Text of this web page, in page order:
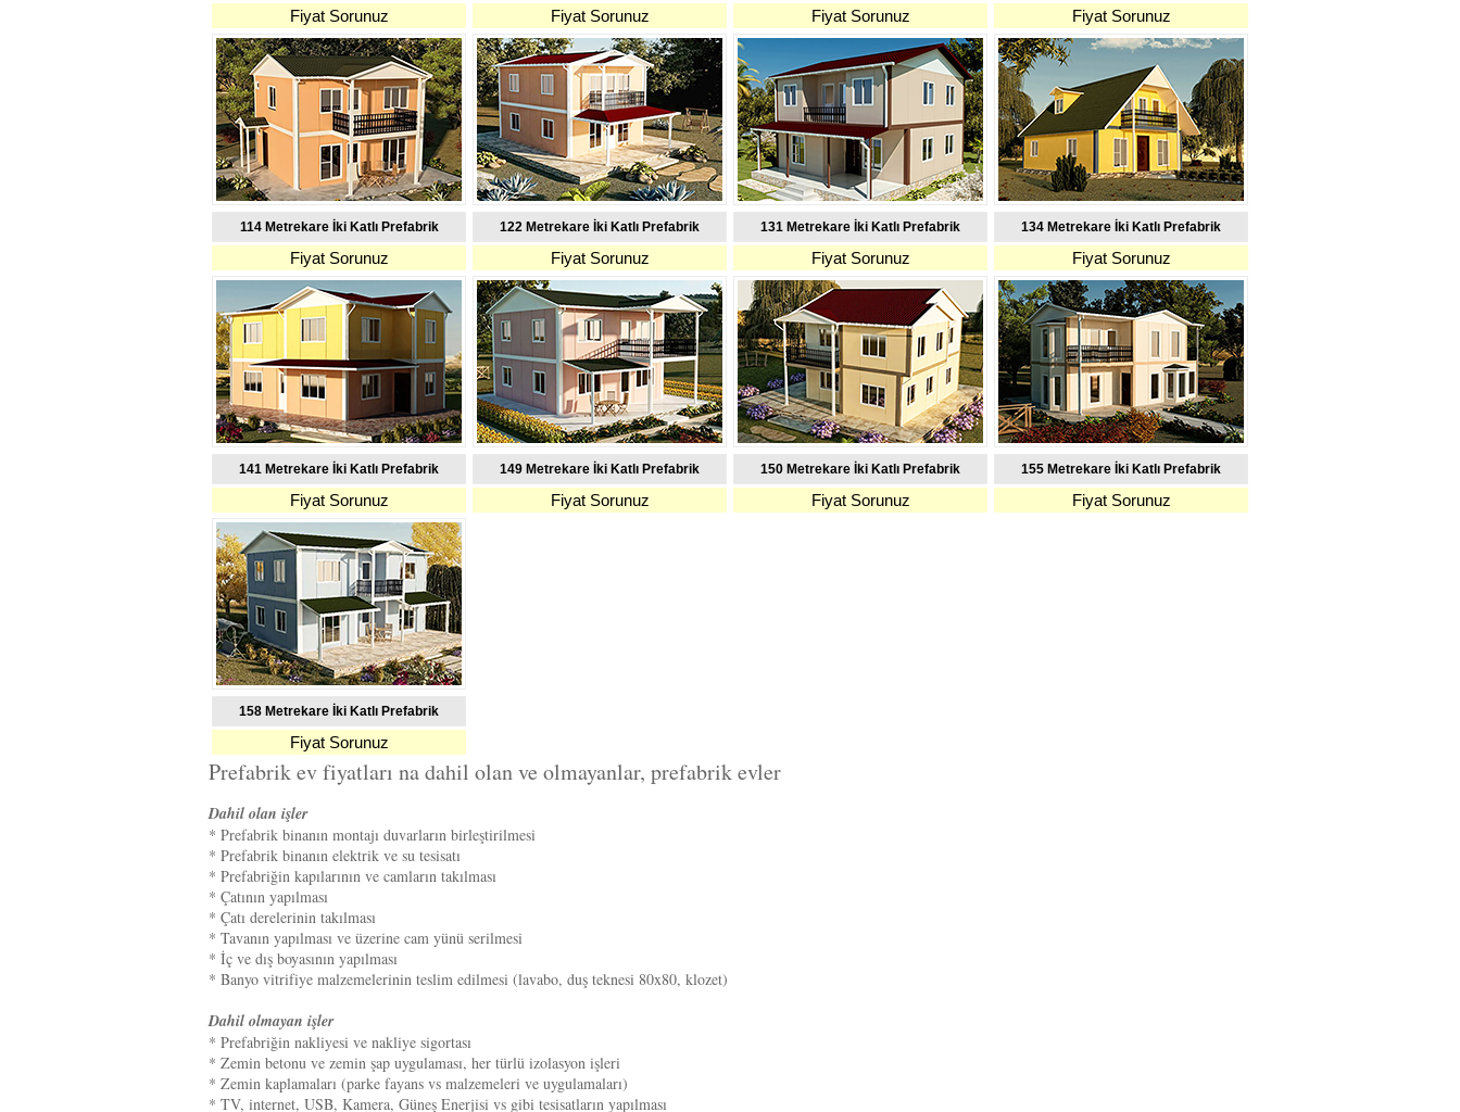
Fiyat Sorunuz Fiyat Sorunuz Fiyat Sorunuz Fiyat Sorunuz
114 Metrekare İki Katlı Prefabrik 122 Metrekare İki Katlı Prefabrik 131 Metrekare İki Katlı Prefabrik 134 Metrekare İki Katlı Prefabrik
Fiyat Sorunuz Fiyat Sorunuz Fiyat Sorunuz Fiyat Sorunuz
141 Metrekare İki Katlı Prefabrik 149 Metrekare İki Katlı Prefabrik 150 Metrekare İki Katlı Prefabrik 155 Metrekare İki Katlı Prefabrik
Fiyat Sorunuz Fiyat Sorunuz Fiyat Sorunuz Fiyat Sorunuz
158 Metrekare İki Katlı Prefabrik
Fiyat Sorunuz
Prefabrik ev fiyatları na dahil olan ve olmayanlar, prefabrik evler
Dahil olan işler
* Prefabrik binanın montajı duvarların birleştirilmesi
* Prefabrik binanın elektrik ve su tesisatı
* Prefabriğin kapılarının ve camların takılması
* Çatının yapılması
* Çatı derelerinin takılması
* Tavanın yapılması ve üzerine cam yünü serilmesi
* İç ve dış boyasının yapılması
* Banyo vitrifiye malzemelerinin teslim edilmesi (lavabo, duş teknesi 80x80, klozet)
Dahil olmayan işler
* Prefabriğin nakliyesi ve nakliye sigortası
* Zemin betonu ve zemin şap uygulaması, her türlü izolasyon işleri
* Zemin kaplamaları (parke fayans vs malzemeleri ve uygulamaları)
* TV, internet, USB, Kamera, Güneş Enerjisi vs gibi tesisatların yapılması